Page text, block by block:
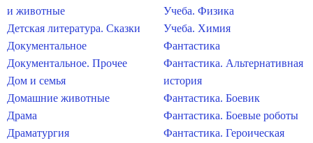
и животные
Детская литература. Сказки
Документальное
Документальное. Прочее
Дом и семья
Домашние животные
Драма
Драматургия
Учеба. Физика
Учеба. Химия
Фантастика
Фантастика. Альтернативная
история
Фантастика. Боевик
Фантастика. Боевые роботы
Фантастика. Героическая